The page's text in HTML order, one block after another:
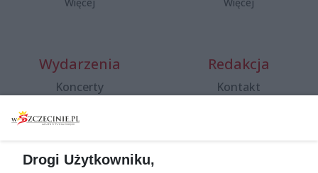
Wydarzenia
Koncerty
Spacery i oprowadzania
targi
Redakcja
Kontakt
Drogi Użytkowniku,